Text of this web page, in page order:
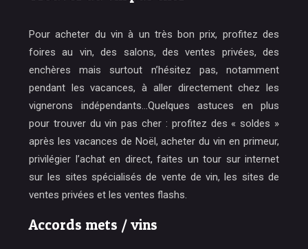
Pour acheter du vin à un très bon prix, profitez des
foires au vin, des salons, des ventes privées, des
enchères mais surtout n’hésitez pas, notamment
pendant les vacances, à aller directement chez les
vignerons indépendants…Quelques astuces en plus
pour trouver du vin pas cher : profitez des « soldes »
après les vacances de Noël, acheter du vin en primeur,
privilégier l’achat en direct, faites un tour sur internet
sur les sites spécialisés de vente de vin, les sites de
ventes privées et les ventes flashs.
Accords mets / vins